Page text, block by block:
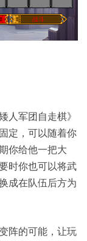
人军团自走棋》
定，可以随着你
你给他一把大
时你也可以将武
成在队伍后方为
阵的可能，让玩